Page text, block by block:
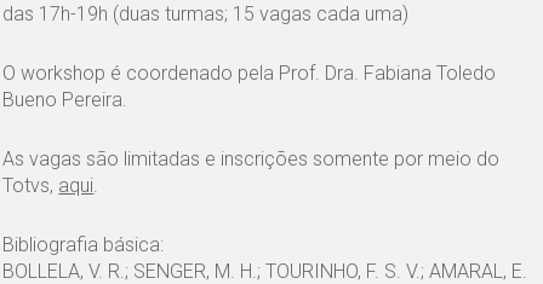
das 17h-19h (duas turmas; 15 vagas cada uma)
O workshop é coordenado pela Prof. Dra. Fabiana Toledo
Bueno Pereira.
As vagas são limitadas e inscrições somente por meio do
Totvs, aqui.
Bibliografia básica:
BOLLELA, V. R.; SENGER, M. H.; TOURINHO, F. S. V.; AMARAL, E.